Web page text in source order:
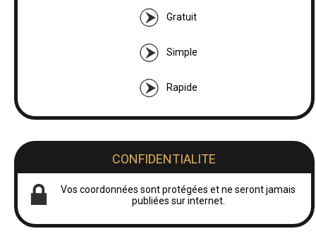
Gratuit
Simple
Rapide
CONFIDENTIALITE
Vos coordonnées sont protégées et ne seront jamais
publiées sur internet.